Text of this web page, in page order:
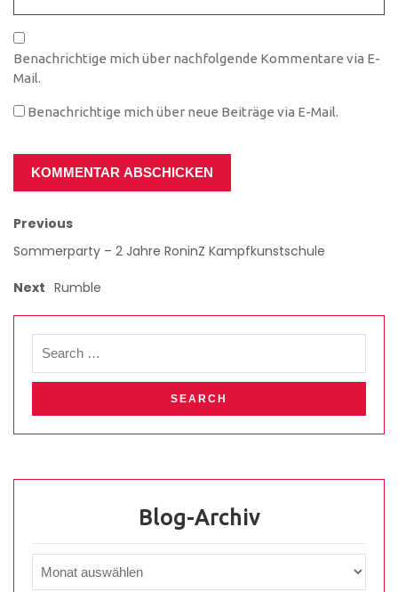
Benachrichtige mich über nachfolgende Kommentare via E-
Mail.
Benachrichtige mich über neue Beiträge via E-Mail.
Previous
Sommerparty – 2 Jahre RoninZ Kampfkunstschule
Next Rumble
Blog-Archiv